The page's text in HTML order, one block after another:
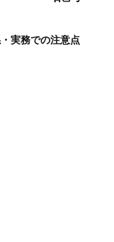
実務での注意点